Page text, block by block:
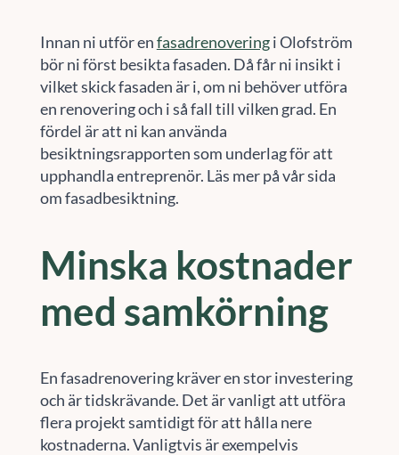
Innan ni utför enfasadrenoveringi Olofström
bör ni först besikta fasaden. Då får ni insikt i
vilket skick fasaden är i, om ni behöver utföra
en renovering och i så fall till vilken grad. En
fördel är att ni kan använda
besiktningsrapporten som underlag för att
upphandla entreprenör. Läs mer på vår sida
om fasadbesiktning.
Minska kostnader
med samkörning
En fasadrenovering kräver en stor investering
och är tidskrävande. Det är vanligt att utföra
flera projekt samtidigt för att hålla nere
kostnaderna. Vanligtvis är exempelvis